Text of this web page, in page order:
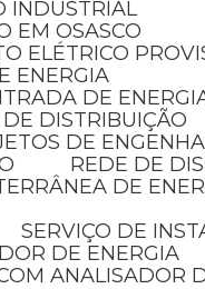
INDUSTRIAL
EM OSASCO
ELÉTRICO
ENERGIA
DE
DE DISTRIBUIÇÃO
DE
REDE DE
DE
SERVIÇO DE
DE ENERGIA
COM ANALISADOR